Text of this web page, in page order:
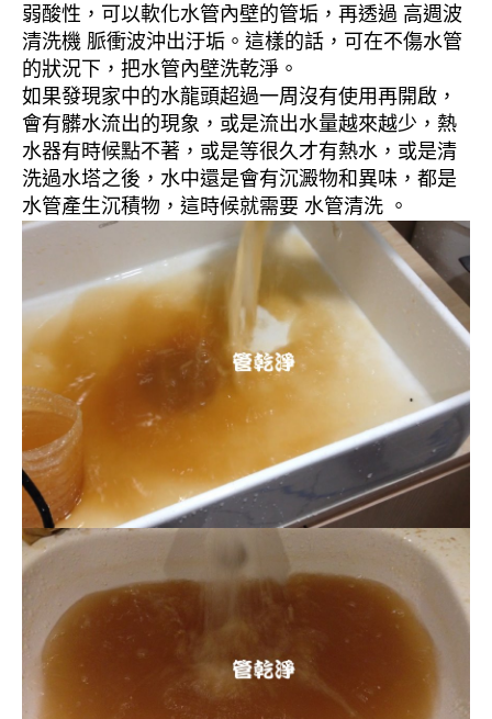
弱酸性，可以軟化水管內壁的管垢，再透過 高週波
清洗機 脈衝波沖出汙垢。這樣的話，可在不傷水管
的狀況下，把水管內壁洗乾淨。
如果發現家中的水龍頭超過一周沒有使用再開啟，
會有髒水流出的現象，或是流出水量越來越少，熱
水器有時候點不著，或是等很久才有熱水，或是清
洗過水塔之後，水中還是會有沉澱物和異味，都是
水管產生沉積物，這時候就需要 水管清洗 。